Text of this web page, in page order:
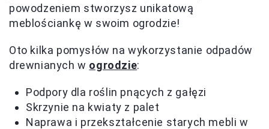
powodzeniem stworzysz unikatową
meblościankę w swoim ogrodzie!
Oto kilka pomysłów na wykorzystanie odpadów
drewnianych w ogrodzie:
Podpory dla roślin pnących z gałęzi
Skrzynie na kwiaty z palet
Naprawa i przekształcenie starych mebli w